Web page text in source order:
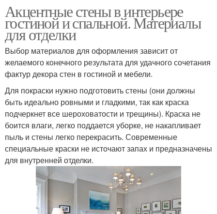
Акцентные стены в интерьере
гостиной и спальной. Материалы
для отделки
Выбор материалов для оформления зависит от
желаемого конечного результата для удачного сочетания
фактур декора стен в гостиной и мебели.
Для покраски нужно подготовить стены (они должны
быть идеально ровными и гладкими, так как краска
подчеркнет все шероховатости и трещины). Краска не
боится влаги, легко поддается уборке, не накапливает
пыль и стены легко перекрасить. Современные
специальные краски не источают запах и предназначены
для внутренней отделки.